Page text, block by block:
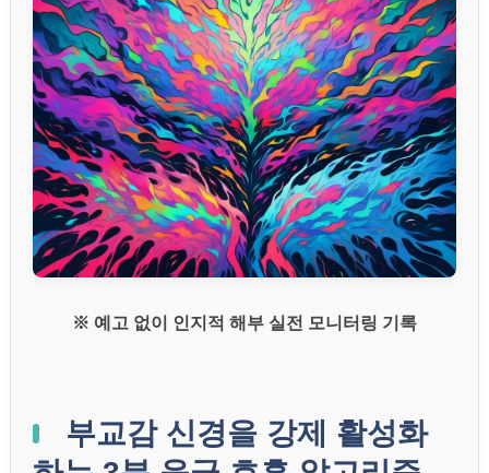
※ 예고 없이 인지적 해부 실전 모니터링 기록
부교감 신경을 강제 활성화